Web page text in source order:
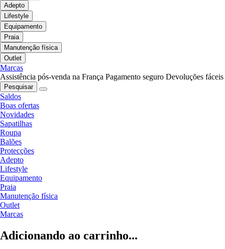
Adepto
Lifestyle
Equipamento
Praia
Manutenção física
Outlet
Marcas
Assistência pós-venda na França Pagamento seguro Devoluções fáceis
Pesquisar
Saldos
Boas ofertas
Novidades
Sapatilhas
Roupa
Balões
Protecções
Adepto
Lifestyle
Equipamento
Praia
Manutenção física
Outlet
Marcas
Adicionando ao carrinho...